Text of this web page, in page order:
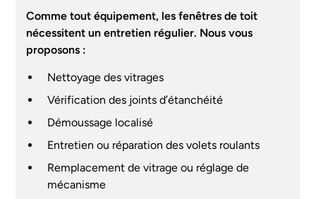
Comme tout équipement, les fenêtres de toit
nécessitent un entretien régulier. Nous vous
proposons :
Nettoyage des vitrages
Vérification des joints d’étanchéité
Démoussage localisé
Entretien ou réparation des volets roulants
Remplacement de vitrage ou réglage de
mécanisme